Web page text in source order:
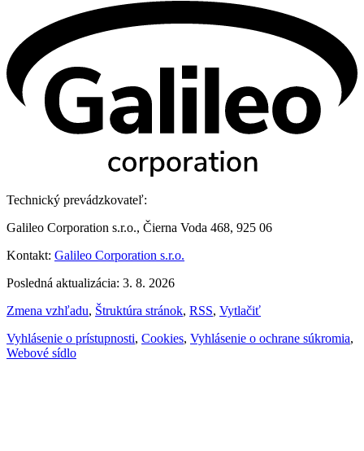
Technický prevádzkovateľ:
Galileo Corporation s.r.o., Čierna Voda 468, 925 06
Kontakt: Galileo Corporation s.r.o.
Posledná aktualizácia: 3. 8. 2026
Zmena vzhľadu, Štruktúra stránok, RSS, Vytlačiť
Vyhlásenie o prístupnosti, Cookies, Vyhlásenie o ochrane súkromia,
Webové sídlo